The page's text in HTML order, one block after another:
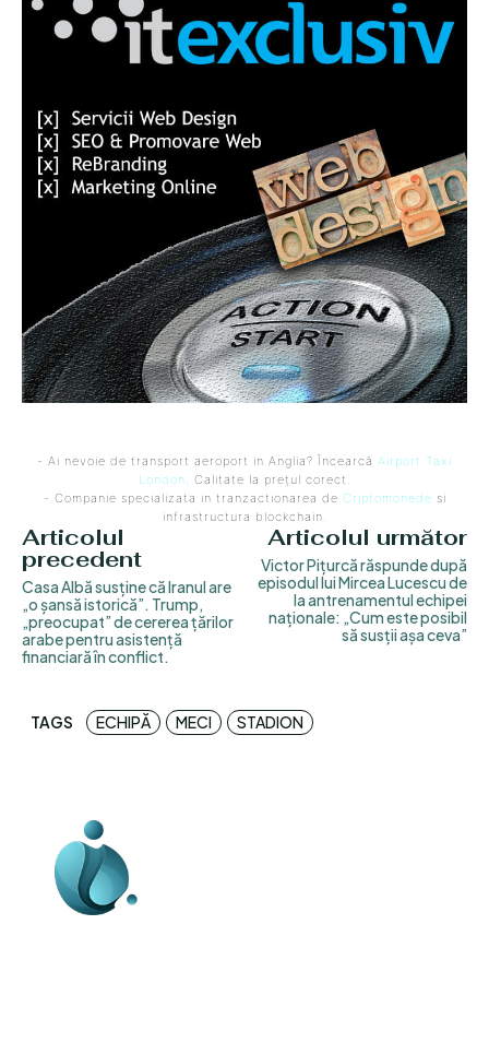
- Ai nevoie de transport aeroport in Anglia? Încearcă Airport Taxi
London. Calitate la prețul corect.
- Companie specializata in tranzactionarea de Criptomonede si
infrastructura blockchain.
Articolul
precedent
Casa Albă susține că Iranul are
„o șansă istorică”. Trump,
„preocupat” de cererea țărilor
arabe pentru asistență
financiară în conflict.
Articolul următor
Victor Pițurcă răspunde după
episodul lui Mircea Lucescu de
la antrenamentul echipei
naționale: „Cum este posibil
să susții așa ceva”
TAGS ECHIPĂ MECI STADION